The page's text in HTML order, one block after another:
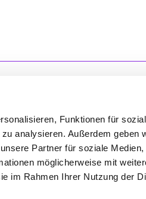
Funktionen für
analysieren. Außerdem geben
Partner für soziale Medien,
möglicherweise mit
im Rahmen Ihrer Nutzung der
SERVICE
WhatsApp
0800 0057425